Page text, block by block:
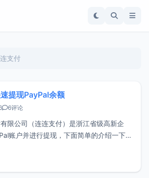
支付
提现PayPal余额
6评论
限公司（连连支付）是浙江省级高新企
账户并进行提现，下面简单的介绍一下和
做国外主机的AFF推广，老外一般是将佣
中，而很长一段时间开始，paypal国内